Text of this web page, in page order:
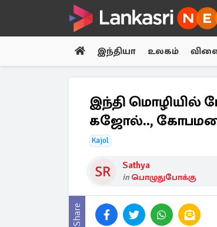
இந்தியா உலகம்
இந்தி மொழியில்
கஜோல்..,
Kajol
Sathya
in பொழுதுபோக்கு
Share